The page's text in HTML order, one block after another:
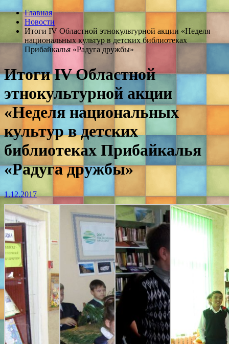
Главная
Новости
Итоги IV Областной этнокультурной акции «Неделя
национальных культур в детских библиотеках
Прибайкалья «Радуга дружбы»
Итоги IV Областной
этнокультурной акции
«Неделя национальных
культур в детских
библиотеках Прибайкалья
«Радуга дружбы»
1.12.2017